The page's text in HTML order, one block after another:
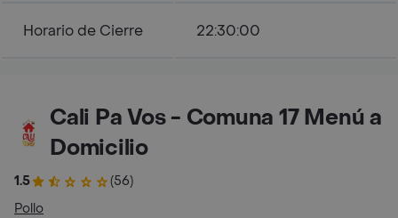
Horario de Cierre 22:30:00
Cali Pa Vos - Comuna 17 Menú a
Domicilio
1.5
(56)
Pollo